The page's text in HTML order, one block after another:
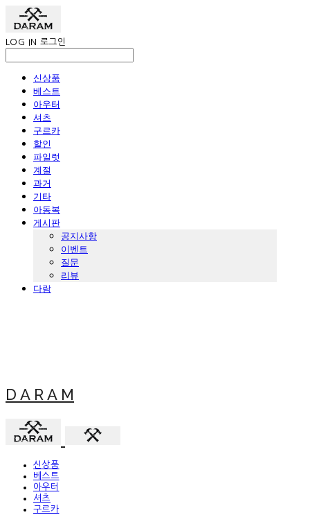
LOG IN 로그인
신상품
베스트
아우터
셔츠
구르카
할인
파일럿
계절
과거
기타
아동복
게시판
공지사항
이벤트
질문
리뷰
다람
D A R A M
신상품
베스트
아우터
셔츠
구르카